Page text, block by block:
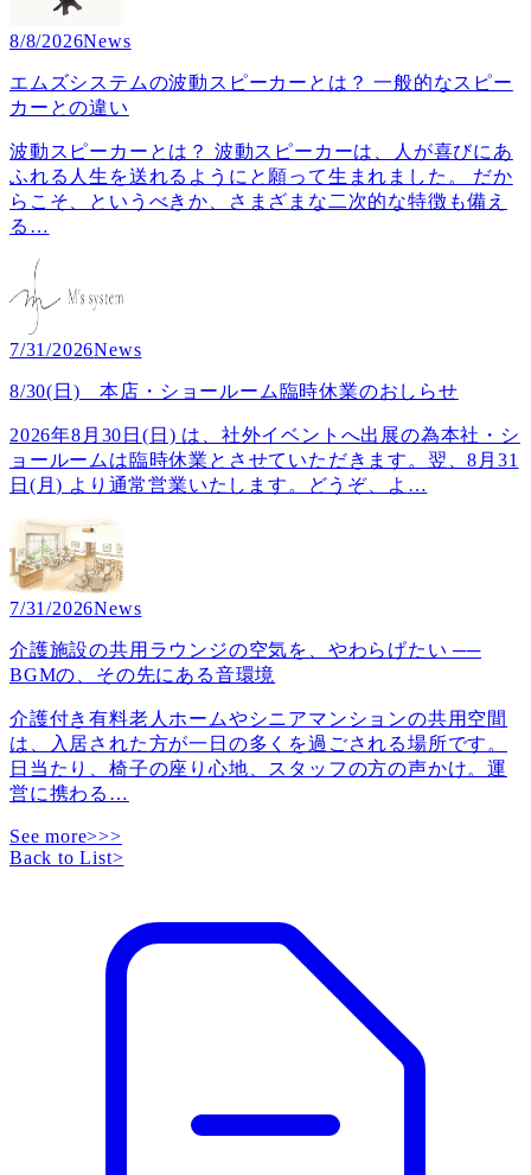
8/8/2026News
エムズシステムの波動スピーカーとは？ 一般的なスピー
カーとの違い
波動スピーカーとは？ 波動スピーカーは、人が喜びにあ
ふれる人生を送れるようにと願って生まれました。 だか
らこそ、というべきか、さまざまな二次的な特徴も備え
る …
7/31/2026News
8/30(日) 本店・ショールーム臨時休業のおしらせ
2026年8月30日(日) は、社外イベントへ出展の為本社・シ
ョールームは臨時休業とさせていただきます。翌、8月31
日(月) より通常営業いたします。どうぞ、よ …
7/31/2026News
介護施設の共用ラウンジの空気を、やわらげたい ──
BGMの、その先にある音環境
介護付き有料老人ホームやシニアマンションの共用空間
は、入居された方が一日の多くを過ごされる場所です。
日当たり、椅子の座り心地、スタッフの方の声かけ。運
営に携わる …
See more>>>
Back to List>